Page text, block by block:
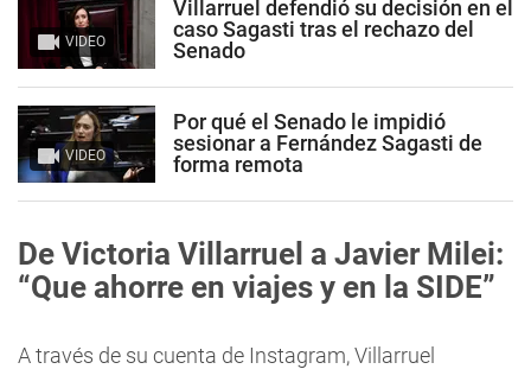
VIDEO
Villarruel defendió su decisión en el
caso Sagasti tras el rechazo del
Senado
VIDEO
Por qué el Senado le impidió
sesionar a Fernández Sagasti de
forma remota
De Victoria Villarruel a Javier Milei:
“Que ahorre en viajes y en la SIDE”
A través de su cuenta de Instagram, Villarruel